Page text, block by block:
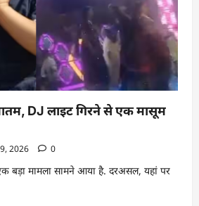
DJ लाइट गिरने से एक मासूम
2026 0
बड़ा मामला सामने आया है. दरअसल, यहां पर